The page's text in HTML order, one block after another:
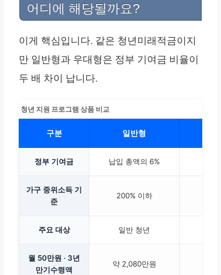
어디에 해당될까요?
이게 핵심입니다. 같은 청년미래적금이지
만 일반형과 우대형은 정부 기여금 비율이
두 배 차이 납니다.
청년 지원 프로그램 상품 비교
구분 일반형
정부 기여금 납입 총액의 6%
가구 중위소득 기
준
200% 이하
주요 대상 일반 청년
월 50만원 · 3년
만기수령액
약 2,080만원